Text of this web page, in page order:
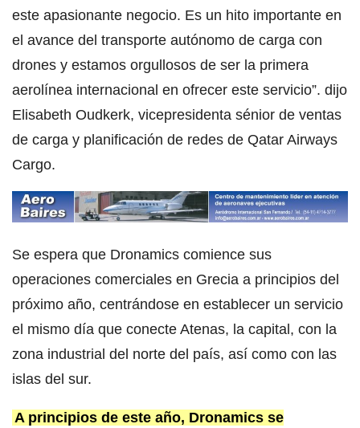
este apasionante negocio. Es un hito importante en
el avance del transporte autónomo de carga con
drones y estamos orgullosos de ser la primera
aerolínea internacional en ofrecer este servicio”. dijo
Elisabeth Oudkerk, vicepresidenta sénior de ventas
de carga y planificación de redes de Qatar Airways
Cargo.
Se espera que Dronamics comience sus
operaciones comerciales en Grecia a principios del
próximo año, centrándose en establecer un servicio
el mismo día que conecte Atenas, la capital, con la
zona industrial del norte del país, así como con las
islas del sur.
A principios de este año, Dronamics se